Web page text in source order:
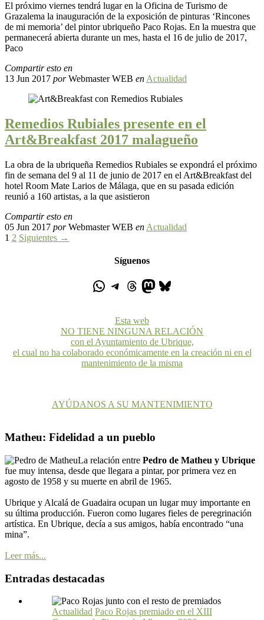
El próximo viernes tendrá lugar en la Oficina de Turismo de
Grazalema la inauguración de la exposición de pinturas ‘Rincones
de mi memoria’ del pintor ubriqueño Paco Rojas. En la muestra que
permanecerá abierta durante un mes, hasta el 16 de julio de 2017,
Paco
Compartir esto en
13 Jun 2017 porWebmaster WEB en Actualidad
Remedios Rubiales presente en el
Art&Breakfast 2017 malagueño
La obra de la ubriqueña Remedios Rubiales se expondrá el próximo
fin de semana del 9 al 11 de junio de 2017 en el Art&Breakfast del
hotel Room Mate Larios de Málaga, que en su pasada edición
reunió a 160 artistas, a la que asistieron
Compartir esto en
05 Jun 2017 porWebmaster WEB en Actualidad
1 2 Siguientes →
Síguenos
Esta web
NO TIENE NINGUNA RELACIÓN
con el Ayuntamiento de Ubrique,
el cual no ha colaborado económicamente en la creación ni en el
mantenimiento de la misma
AYÚDANOS A SU MANTENIMIENTO
Matheu: Fidelidad a un pueblo
La relación entre Pedro de Matheu y Ubrique
fue muy intensa, desde que llegara a pintar, por primera vez en
agosto de 1958 y su muerte en abril de 1965.
Ubrique y Alcalá de Guadaira ocupan un lugar muy importante en
su última producción. Fueron como lugares fieles de peregrinación
artística. En Ubrique, decía a sus amigos, había encontrado “una
mina”.
Leer más...
Entradas destacadas
Actualidad Paco Rojas premiado en el XIII